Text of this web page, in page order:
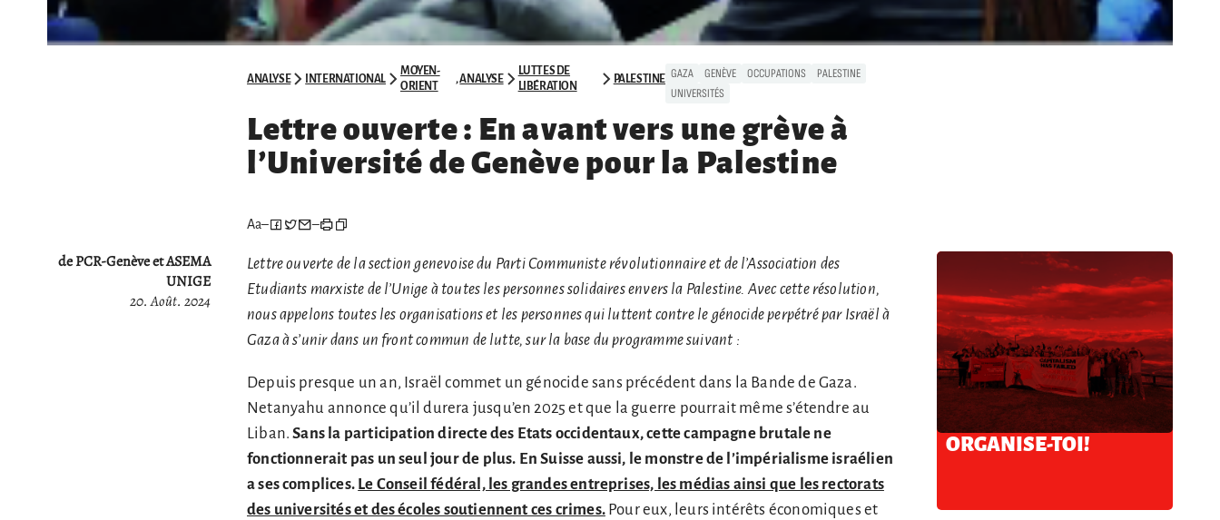
ANALYSE INTERNATIONAL
MOYEN-
ORIENT
,ANALYSE
LUTTES DE
LIBÉRATION
PALESTINE GAZA GENÈVE OCCUPATIONS
PALESTINE
UNIVERSITÉS
Lettre ouverte : En avant vers une grève à
l’Université de Genève pour la Palestine
Aa– –
de PCR-Genève et ASEMA
UNIGE
20. Août. 2024
Lettre ouverte de la section genevoise du Parti Communiste révolutionnaire et de l’Association des
Etudiants marxiste de l’Unige à toutes les personnes solidaires envers la Palestine. Avec cette résolution,
nous appelons toutes les organisations et les personnes qui luttent contre le génocide perpétré par Israël à
Gaza à s’unir dans un front commun de lutte, sur la base du programme suivant :
Depuis presque un an, Israël commet un génocide sans précédent dans la Bande de Gaza.
Netanyahu annonce qu’il durera jusqu’en 2025 et que la guerre pourrait même s’étendre au
Liban.Sans la participation directe des Etats occidentaux, cette campagne brutale ne
fonctionnerait pas un seul jour de plus. En Suisse aussi, le monstre de l’impérialisme israélien
a ses complices. Le Conseil fédéral, les grandes entreprises, les médias ainsi que les rectorats
des universités et des écoles soutiennent ces crimes.Pour eux, leurs intérêts économiques et
ORGANISE-TOI!